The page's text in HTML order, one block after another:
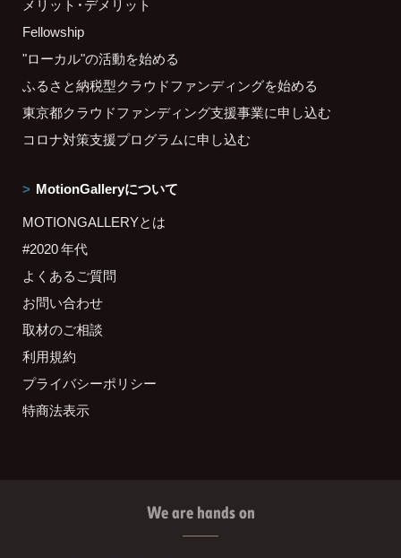
メリット・デメリット
Fellowship
"ローカル"の活動を始める
ふるさと納税型クラウドファンディングを始める
東京都クラウドファンディング支援事業に申し込む
コロナ対策支援プログラムに申し込む
MotionGalleryについて
MOTIONGALLERYとは
#2020 年代
よくあるご質問
お問い合わせ
取材のご相談
利用規約
プライバシーポリシー
特商法表示
We are hands on